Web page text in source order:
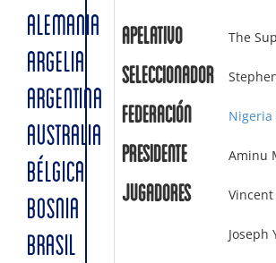
ÁRBITROS
SOBRE LA GUÍA
ALEMANIA
ARGELIA
ARGENTINA
AUSTRALIA
BÉLGICA
BOSNIA
BRASIL
Apelativo The
Seleccionador
Federación Nigeria
Presidente Aminu
Jugadores Vincent
Joseph